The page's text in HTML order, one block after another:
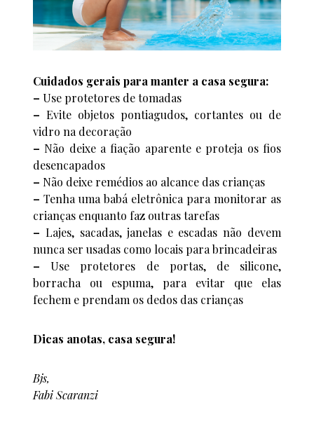
Cuidados gerais para manter a casa segura:
– Use protetores de tomadas
– Evite objetos pontiagudos, cortantes ou de
vidro na decoração
– Não deixe a fiação aparente e proteja os fios
desencapados
– Não deixe remédios ao alcance das crianças
– Tenha uma babá eletrônica para monitorar as
crianças enquanto faz outras tarefas
– Lajes, sacadas, janelas e escadas não devem
nunca ser usadas como locais para brincadeiras
– Use protetores de portas, de silicone,
borracha ou espuma, para evitar que elas
fechem e prendam os dedos das crianças
Dicas anotas, casa segura!
Bjs,
Fabi Scaranzi